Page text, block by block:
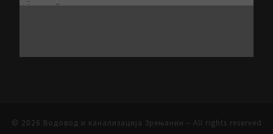
© 2026 Водовод и канализација Зрењанин – All rights reserved